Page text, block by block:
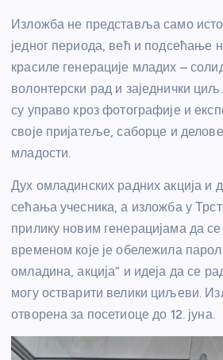
Изложба не представља само
једног периода, већ и подсећање
красиле генерације младих –
волонтерски рад и заједнички
су управо кроз фотографије и
своје пријатеље, саборце и
младости.
Дух омладинских радних акција и
сећања учесника, а изложба у
прилику новим генерацијама да се
временом које је обележила
омладина, акција” и идеја да се
могу остварити велики циљеви.
отворена за посетиоце до 12. јуна.